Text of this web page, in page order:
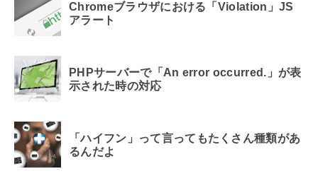
Chromeブラウザにおける「Violation」JS
アラート
PHPサーバーで「An error occurred.」が表
示された時の対応
「ハイフン」って言ってもたくさん種類があ
るんだよ